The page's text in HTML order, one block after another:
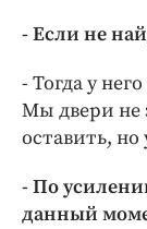
- Если не
- Тогда у
Мы двери не
оставить, но
- По
данный